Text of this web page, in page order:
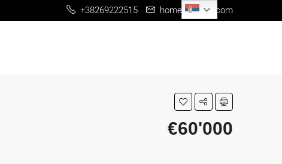
+38269222515 home@me-re.com
€60'000
Serbian